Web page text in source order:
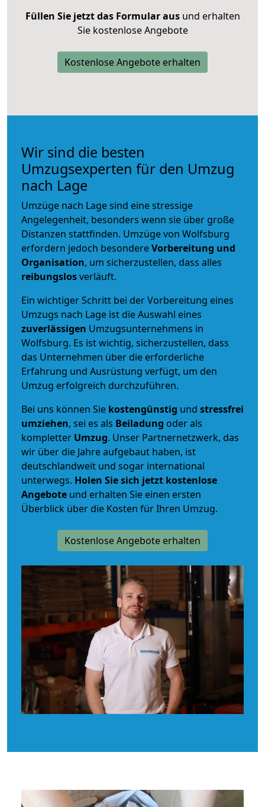
Füllen Sie jetzt das Formular ausund erhalten
Sie kostenlose Angebote
Kostenlose Angebote erhalten
Wir sind die besten
Umzugsexperten für den Umzug
nach Lage
Umzüge nach Lage sind eine stressige
Angelegenheit, besonders wenn sie über große
Distanzen stattfinden. Umzüge von Wolfsburg
erfordern jedoch besondereVorbereitung und
Organisation, um sicherzustellen, dass alles
reibungslosverläuft.
Ein wichtiger Schritt bei der Vorbereitung eines
Umzugs nach Lage ist die Auswahl eines
zuverlässigen Umzugsunternehmens in
Wolfsburg. Es ist wichtig, sicherzustellen, dass
das Unternehmen über die erforderliche
Erfahrung und Ausrüstung verfügt, um den
Umzug erfolgreich durchzuführen.
Bei uns können Sie kostengünstig und stressfrei
umziehen, sei es als Beiladung oder als
kompletter Umzug. Unser Partnernetzwerk, das
wir über die Jahre aufgebaut haben, ist
deutschlandweit und sogar international
unterwegs. Holen Sie sich jetzt kostenlose
Angebote und erhalten Sie einen ersten
Überblick über die Kosten für Ihren Umzug.
Kostenlose Angebote erhalten